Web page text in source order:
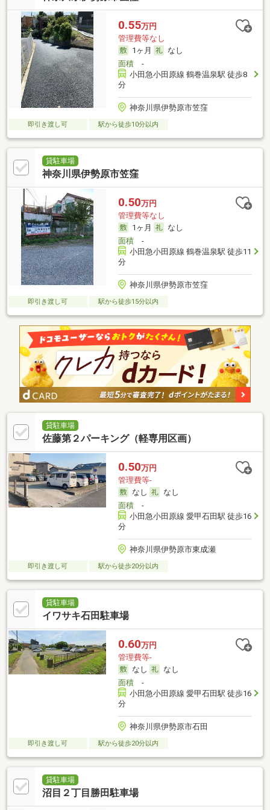
0.55万円
管理費等なし
1ヶ月
なし
面積-
小田急小田原線 鶴巻温泉駅 徒歩8
分
神奈川県伊勢原市笠窪
即引き渡し可 駅から徒歩10分以内
貸駐車場
神奈川県伊勢原市笠窪
0.50万円
管理費等なし
1ヶ月
なし
面積-
小田急小田原線 鶴巻温泉駅 徒歩11
分
神奈川県伊勢原市笠窪
即引き渡し可 駅から徒歩15分以内
貸駐車場
佐藤第２パーキング（軽専用区画）
0.50万円
管理費等-
なし
なし
面積-
小田急小田原線 愛甲石田駅 徒歩16
分
神奈川県伊勢原市東成瀬
即引き渡し可 駅から徒歩20分以内
貸駐車場
イワサキ石田駐車場
0.60万円
管理費等-
なし
なし
面積-
小田急小田原線 愛甲石田駅 徒歩16
分
神奈川県伊勢原市石田
即引き渡し可 駅から徒歩20分以内
貸駐車場
沼目２丁目勝田駐車場